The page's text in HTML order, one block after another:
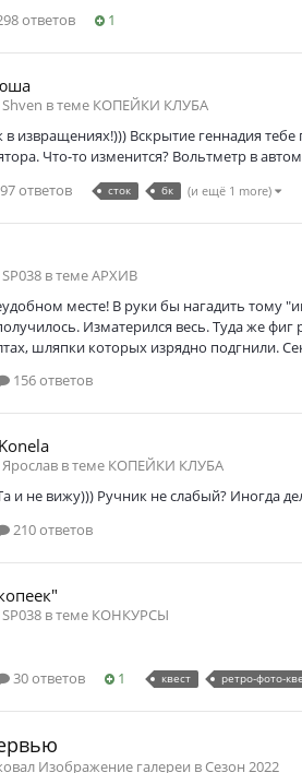
ответов 1
в теме КОПЕЙКИ КЛУБА
в извращениях!))) Вскрытие геннадия
Что-то изменится? Вольтметр в
ответов сток бк (и ещё 1 more)
в темеАРХИВ
месте! В руки бы нагадить тому
Изматерился весь. Туда же фиг
шляпки которых изрядно подгнили.
156 ответов
в теме КОПЕЙКИ КЛУБА
и не вижу))) Ручник не слабый? Иногда
210 ответов
в теме КОНКУРСЫ
30 ответов 1 квест ретро-фото-
Изображение галереи в Сезон 2022